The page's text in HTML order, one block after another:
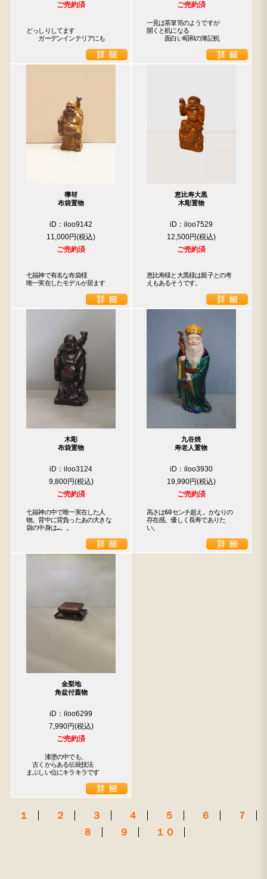
ご売約済
どっしりしてます
ガーデンインテリアにも
ご売約済
一見は茶箪笥のようですが
開くと机になる
面白い昭和の簿記机
﨔材
布袋置物
iD：iloo9142
11,000円
ご売約済
七福神で有名な布袋様
唯一実在したモデルが居ます
恵比寿大黒
木彫置物
iD：iloo7529
12,500円
ご売約済
恵比寿様と大黒様は親子との考
えもあるそうです。
木彫
布袋置物
iD：iloo3124
9,800円
ご売約済
七福神の中で唯一実在した人
物。背中に背負ったあの大きな
袋の中身は…。。
九谷焼
寿老人置物
iD：iloo3930
19,990円
ご売約済
高さは60センチ超え。かなりの
存在感。優しく長寿でありた
い。
金梨地
角盆付蓋物
iD：iloo6299
7,990円
ご売約済
漆塗の中でも、
古くからある伝統技法
まぶしい位にキラキラです
１ ２ ３ ４ ５ ６
７
８
９ １０